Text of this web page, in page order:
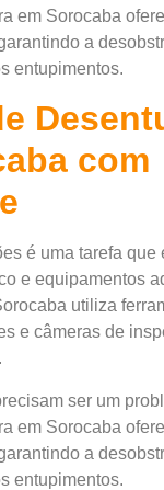
em Sorocaba
a
entupimentos.
com
é uma tarefa que
e equipamentos
utiliza
e câmeras de
ser um
em Sorocaba
a
entupimentos.